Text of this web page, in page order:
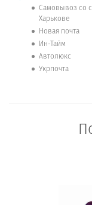
Самовывоз со
Харькове
Новая почта
Ин-Тайм
Автолюкс
Укрпочта